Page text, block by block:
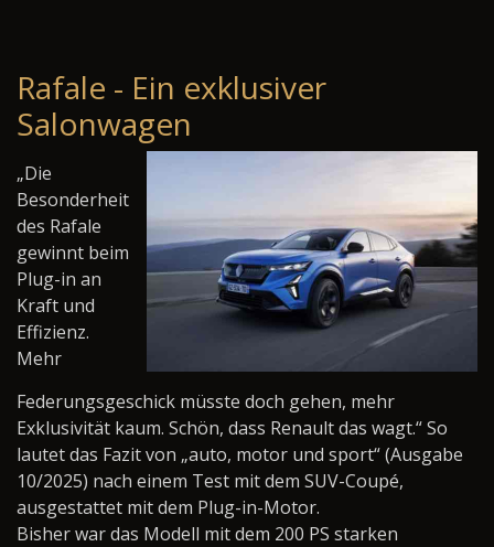
Rafale - Ein exklusiver
Salonwagen
„Die
Besonderheit
des Rafale
gewinnt beim
Plug-in an
Kraft und
Effizienz.
Mehr
Federungsgeschick müsste doch gehen, mehr
Exklusivität kaum. Schön, dass Renault das wagt.“ So
lautet das Fazit von „auto, motor und sport“ (Ausgabe
10/2025) nach einem Test mit dem SUV-Coupé,
ausgestattet mit dem Plug-in-Motor.
Bisher war das Modell mit dem 200 PS starken